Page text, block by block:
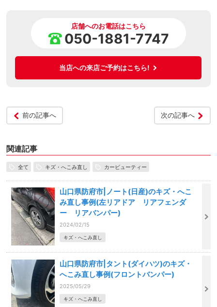
店舗へのお電話はこちら
050-1881-7747
当店への来店ご予約はこちら!
前の記事へ 次の記事へ
関連記事
全て キズ・へこみ直し カービューティー
山口県防府市|ノート(日産)のキズ・へこ
み直し事例(左リアドア リアフェンダ
ー リアバンパー)
2024/02/15
キズ・へこみ直し
山口県防府市|タント(ダイハツ)のキズ・
へこみ直し事例(フロントバンパー)
2025/05/29
キズ・へこみ直し